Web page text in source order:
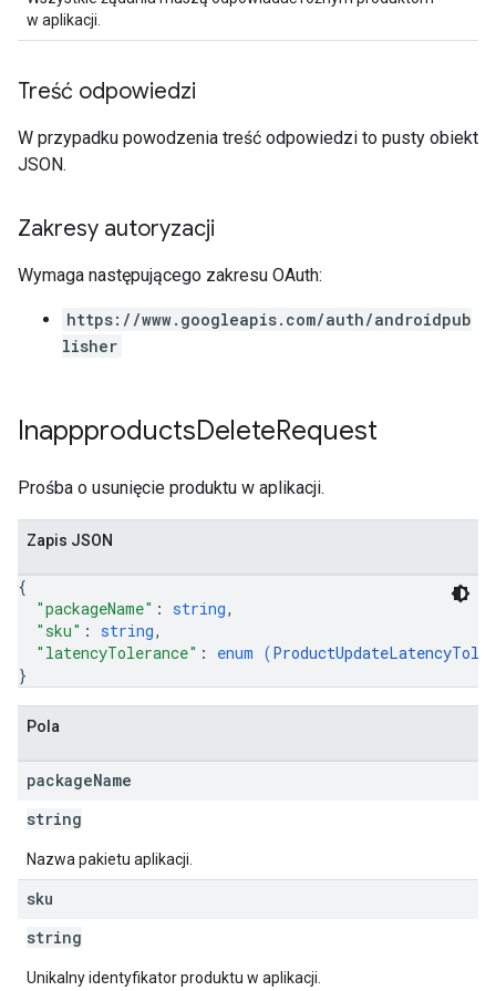
w aplikacji.
Treść odpowiedzi
W przypadku powodzenia treść odpowiedzi to pusty obiekt
JSON.
Zakresy autoryzacji
Wymaga następującego zakresu OAuth:
https://www.googleapis.com/auth/androidpub
lisher
InappproductsDeleteRequest
Prośba o usunięcie produktu w aplikacji.
Zapis JSON
{
"packageName" : string,
"sku" : string,
"latencyTolerance" : enum (
}
Pola
packageName
string
Nazwa pakietu aplikacji.
sku
string
Unikalny identyfikator produktu w aplikacji.